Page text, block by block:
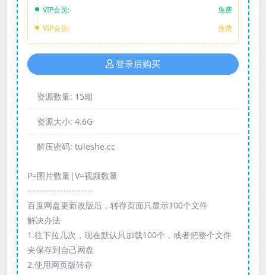
VIP会员:
免费
VIP会员:
免费
登录后购买
资源数量: 15期
资源大小: 4.6G
解压密码: tuleshe.cc
P=图片数量|V=视频数量
----------------------
百度网盘更新改版后，转存页面只显示100个文件
解决办法
1.往下拉几次，现在默认只加载100个，或者把整个文件
夹保存到自己网盘
2.使用网页版转存